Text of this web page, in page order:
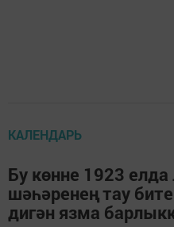
КАЛЕНДАРЬ
Бу көнне 1923
шәһәренең тау
дигән язма